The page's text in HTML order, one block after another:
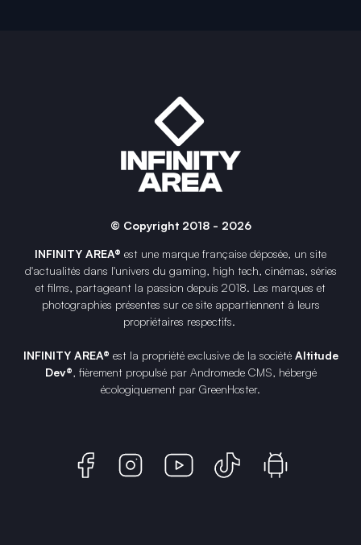
© Copyright 2018 - 2026
INFINITY AREA® est une marque française déposée, un site
d'actualités dans l'univers du gaming, high tech, cinémas, séries
et films, partageant la passion depuis 2018. Les marques et
photographies présentes sur ce site appartiennent à leurs
propriétaires respectifs.
INFINITY AREA® est la propriété exclusive de la société Altitude
Dev®, fièrement propulsé par Andromede CMS, hébergé
écologiquement par GreenHoster.